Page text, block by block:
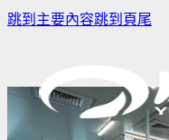
跳到主要內容跳到頁尾